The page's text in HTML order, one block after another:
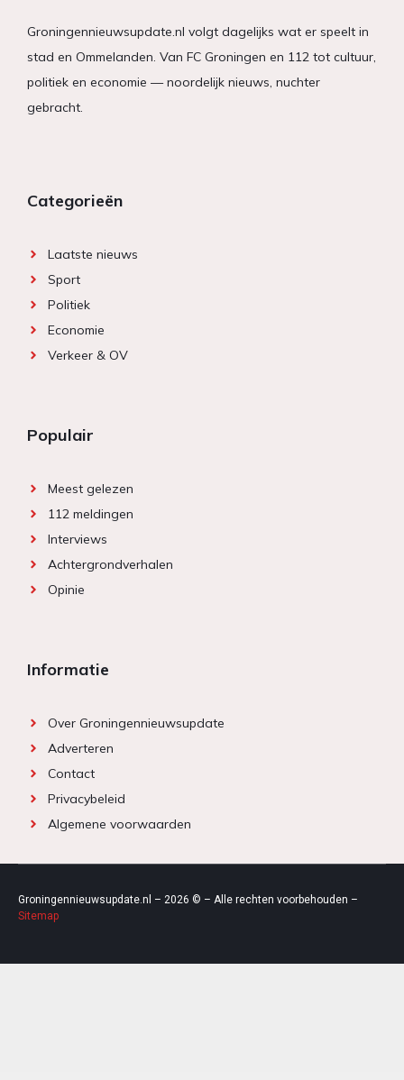
Groningennieuwsupdate.nl volgt dagelijks wat er speelt in
stad en Ommelanden. Van FC Groningen en 112 tot cultuur,
politiek en economie — noordelijk nieuws, nuchter
gebracht.
Categorieën
Laatste nieuws
Sport
Politiek
Economie
Verkeer & OV
Populair
Meest gelezen
112 meldingen
Interviews
Achtergrondverhalen
Opinie
Informatie
Over Groningennieuwsupdate
Adverteren
Contact
Privacybeleid
Algemene voorwaarden
Groningennieuwsupdate.nl – 2026 © – Alle rechten voorbehouden –
Sitemap